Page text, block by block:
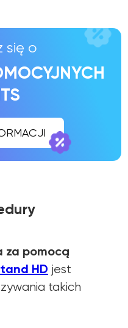
za pomocą
HD jest
takich